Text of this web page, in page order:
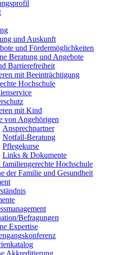
und Auskunft
und Fördermöglichkeiten
Beratung und Angebote
Barrierefreiheit
mit Beeinträchtigung
Hochschule
mit Kind
von Angehörigen
Ansprechpartner
Notfall-Beratung
Pflegekurse
Links & Dokumente
Hochschule
der Familie und Gesundheit
Befragungen
Expertise
Akkreditierung